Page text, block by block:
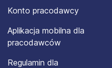
Konto pracodawcy
Aplikacja mobilna dla
pracodawców
Regulamin dla